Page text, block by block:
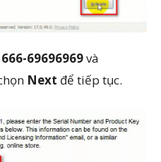
69696969và
Next để tiếp tục.